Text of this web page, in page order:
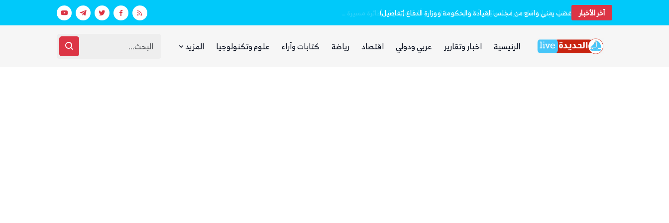
آخر الأخبار غضب يمني واسع من مجلس القيادة والحكومة ووزارة الدفاع (تفاصيل)
الرئيسية اخبار وتقارير عربي ودولي اقتصاد رياضة كتابات وآراء علوم وتكنولوجيا المزيد